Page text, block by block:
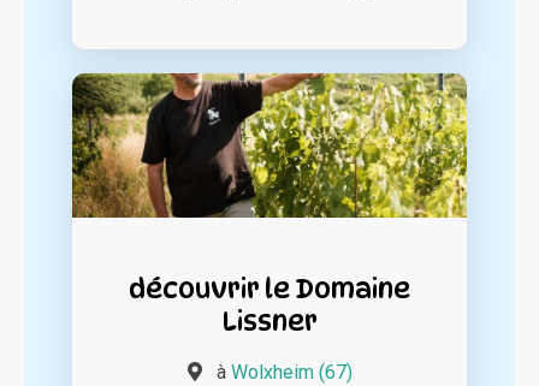
découvrir le Domaine
Lissner
à Wolxheim (67)